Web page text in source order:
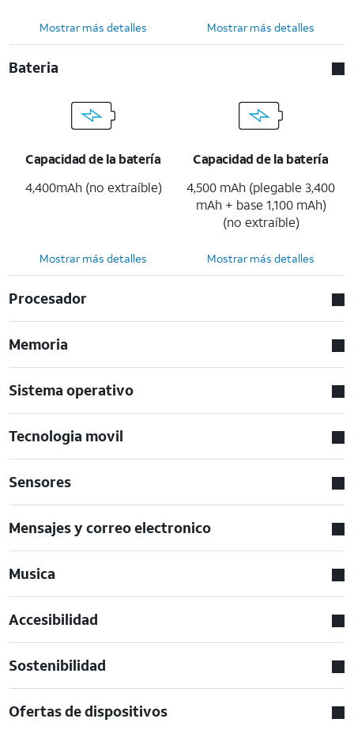
Mostrar más detalles Mostrar más detalles
Bateria
Capacidad de la batería
4,400mAh (no extraíble)
Capacidad de la batería
4,500 mAh (plegable 3,400
mAh + base 1,100 mAh)
(no extraíble)
Mostrar más detalles Mostrar más detalles
Procesador
Memoria
Sistema operativo
Tecnologia movil
Sensores
Mensajes y correo electronico
Musica
Accesibilidad
Sostenibilidad
Ofertas de dispositivos